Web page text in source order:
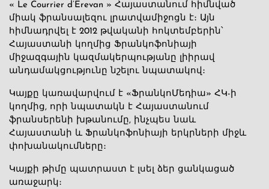
« Le Courrier d’Erevan » Հայաստանում հիմնված
միակ ֆրանսալեզու լրատվամիջոցն է։ Այն
հիմնադրվել է 2012 թվականի հոկտեմբերին՝
Հայաստանի կողմից Ֆրանկոֆոնիայի
միջազգային կազմակերպությանը լիիրավ
անդամակցությունը նշելու նպատակով։
Կայքը կառավարվում է «ՖրանկոՄեդիա» ՀԿ-ի
կողմից, որի նպատակն է Հայաստանում
ֆրանսերենի խթանումը, ինչպես նաև
Հայաստանի և Ֆրանկոֆոնիայի երկրների միջև
փոխանակումները։
Կայքի թիմը պատրաստ է լսել ձեր ցանկացած
առաջարկ։